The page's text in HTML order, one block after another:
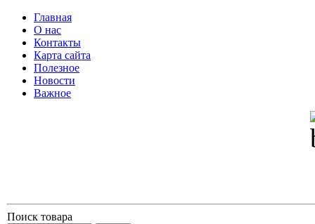
Главная
О нас
Контакты
Карта сайта
Полезное
Новости
Важное
Поиск товара